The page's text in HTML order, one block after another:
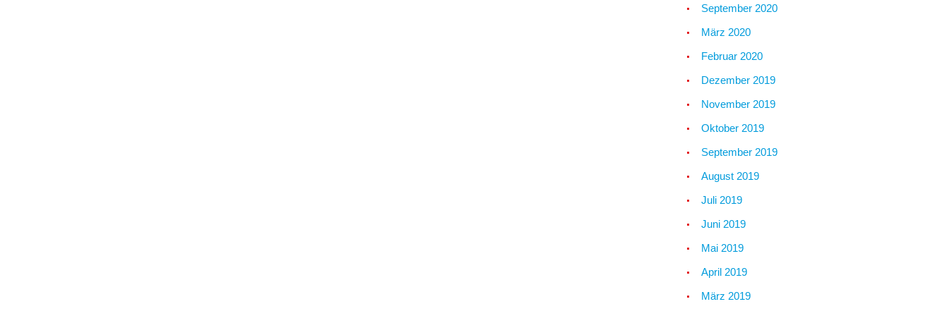
September 2020
März 2020
Februar 2020
Dezember 2019
November 2019
Oktober 2019
September 2019
August 2019
Juli 2019
Juni 2019
Mai 2019
April 2019
März 2019